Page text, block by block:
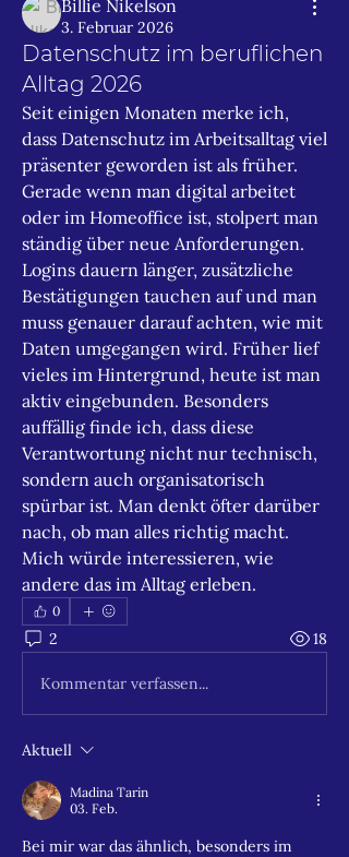
Billie Nikelson
3. Februar 2026
Datenschutz im beruflichen
Alltag 2026
Seit einigen Monaten merke ich,
dass Datenschutz im Arbeitsalltag viel
präsenter geworden ist als früher.
Gerade wenn man digital arbeitet
oder im Homeoffice ist, stolpert man
ständig über neue Anforderungen.
Logins dauern länger, zusätzliche
Bestätigungen tauchen auf und man
muss genauer darauf achten, wie mit
Daten umgegangen wird. Früher lief
vieles im Hintergrund, heute ist man
aktiv eingebunden. Besonders
auffällig finde ich, dass diese
Verantwortung nicht nur technisch,
sondern auch organisatorisch
spürbar ist. Man denkt öfter darüber
nach, ob man alles richtig macht.
Mich würde interessieren, wie
andere das im Alltag erleben.
0
2 18
Kommentar verfassen...
Aktuell
Madina Tarin
03. Feb.
Bei mir war das ähnlich, besonders im